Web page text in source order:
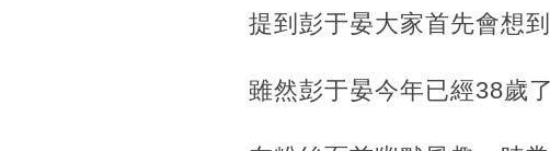
提到彭于晏大家首先會想
雖然彭于晏今年已經38歲